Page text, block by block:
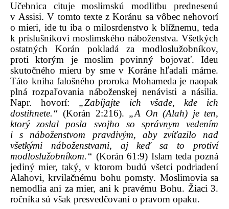
Učebnica cituje moslimskú modlitbu prednesenú
v Assisi. V tomto texte z Koránu sa vôbec nehovorí
o mieri, ide tu iba o milosrdenstvo k blížnemu, teda
k príslušníkovi moslimského náboženstva. Všetkých
ostatných Korán pokladá za modloslužobníkov,
proti ktorým je moslim povinný bojovať. Ideu
skutočného mieru by sme v Koráne hľadali márne.
Táto kniha falošného proroka Mohameda je naopak
plná rozpaľovania náboženskej nenávisti a násilia.
Napr. hovorí: „Zabíjajte ich všade, kde ich
dostihnete.“ (Korán 2:216). „A On (Alah) je ten,
ktorý zoslal posla svojho so správnym vedením
i s náboženstvom pravdivým, aby zvíťazilo nad
všetkými náboženstvami, aj keď sa to protiví
modloslužobníkom.“ (Korán 61:9) Islam teda pozná
jediný mier, taký, v ktorom budú všetci podriadení
Alahovi, krvilačnému bohu pomsty. Moslimovia sa
nemodlia ani za mier, ani k pravému Bohu. Žiaci 3.
ročníka sú však presvedčovaní o pravom opaku.